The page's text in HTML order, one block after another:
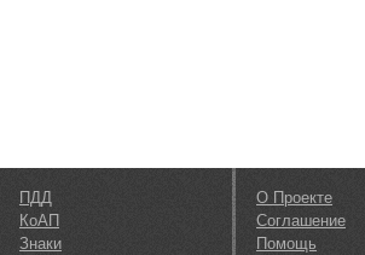
ПДД
КоАП
Знаки
О Проекте
Соглашение
Помощь